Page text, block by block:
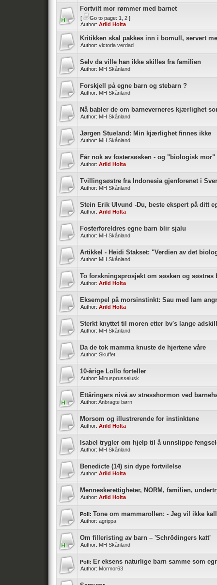
Fortvilt mor rømmer med barnet
[ Go to page: 1 2 ]
Author: Arild Holta
Kritikken skal pakkes inn i bomull, servert
Author: victoria verdad
Selv da ville han ikke skilles fra familien
Author: MH Skånland
Forskjell på egne barn og stebarn ?
Author: MH Skånland
Nå babler de om barneverneres kjærlighet
Author: MH Skånland
Jørgen Stueland: Min kjærlighet finnes ikke
Author: MH Skånland
Får nok av fostersøsken - og "biologisk
Author: Arild Holta
Tvillingsøstre fra Indonesia gjenforenet i
Author: MH Skånland
Stein Erik Ulvund -Du, beste ekspert på ditt
Author: Arild Holta
Fosterforeldres egne barn blir sjalu
Author: MH Skånland
Artikkel - Heidi Stakset: "Verdien av det
Author: MH Skånland
To forskningsprosjekt om søsken og søstres
Author: Arild Holta
Eksempel på morsinstinkt: Sau med lam
Author: Arild Holta
Sterkt knyttet til moren etter bv's lange
Author: MH Skånland
Da de tok mamma knuste de hjertene våre
Author: Skuffet
10-årige Lollo forteller
Author: Minusprusselusk
Ettåringers nivå av stresshormon ved
Author: Anbragte børn
Morsom og illustrerende for instinktene
Author: Arild Holta
Isabel trygler om hjelp til å unnslippe
Author: MH Skånland
Benedicte (14) sin dype fortvilelse
Author: Arild Holta
Menneskerettigheter, NORM, familien,
Author: Arild Holta
Poll: Tone om mammarollen: - Jeg vil ikke
Author: agrippa
Om filleristing av barn – 'Schrödingers katt'
Author: MH Skånland
Poll: Er eksens naturlige barn samme som
Author: Mormor63